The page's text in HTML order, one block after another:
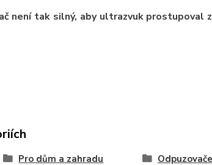
není tak silný, aby ultrazvuk prostupoval
Pro dům a zahradu